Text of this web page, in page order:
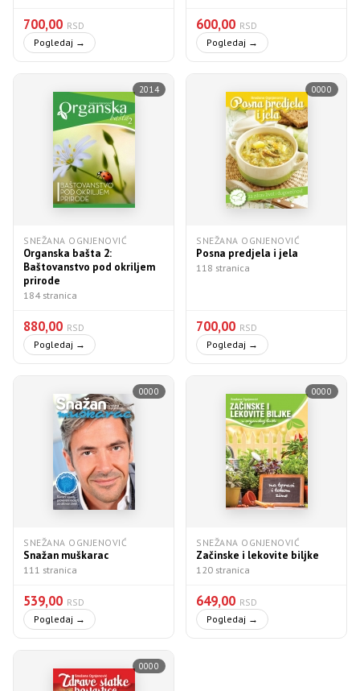
700,00 RSD
Pogledaj →
600,00 RSD
Pogledaj →
2014
SNEŽANA OGNJENOVIĆ
Organska bašta 2:
Baštovanstvo pod okriljem
prirode
184 stranica
880,00 RSD
Pogledaj →
0000
SNEŽANA OGNJENOVIĆ
Posna predjela i jela
118 stranica
700,00 RSD
Pogledaj →
0000
SNEŽANA OGNJENOVIĆ
Snažan muškarac
111 stranica
539,00 RSD
Pogledaj →
0000
SNEŽANA OGNJENOVIĆ
Začinske i lekovite biljke
120 stranica
649,00 RSD
Pogledaj →
0000